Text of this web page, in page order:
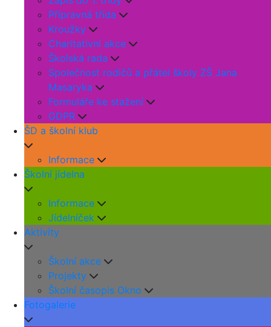
Přípravná třída
Kroužky
Charitativní akce
Školská rada
Společnost rodičů a přátel školy ZŠ Jana
Masaryka
Formuláře ke stažení
GDPR
ŠD a školní klub
Informace
Školní jídelna
Informace
Jídelníček
Aktivity
Školní akce
Projekty
Školní časopis Okno
Fotogalerie